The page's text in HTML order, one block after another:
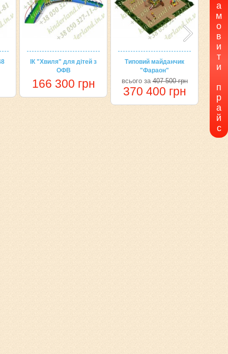
ІК "Хвиля" для дітей з
ОФВ
166 300 грн
Типовий майданчик
"Фараон"
всього за407 500 грн
370 400 грн
а
м
о
в
и
т
и
п
р
а
й
с